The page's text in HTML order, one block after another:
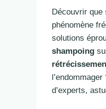
Découvrir que
phénomène
solutions
shampoing
d’experts,